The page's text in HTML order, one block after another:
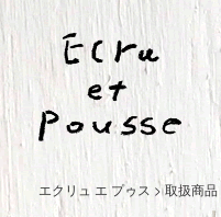
エクリュ エ プゥス >取扱商品